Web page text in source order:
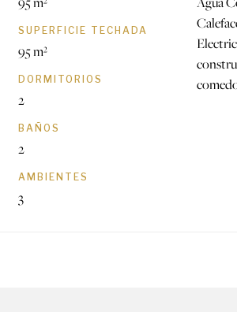
SUPERFICIE TECHADA
95 m²
DORMITORIOS
2
BAÑOS
2
AMBIENTES
3